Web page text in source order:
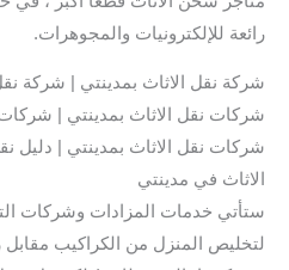
رائعة للإلكترونيات والمجوهرات.
شركة نقل الاثاث بمدينتي | شركة
شركات نقل الاثاث بمدينتي |
شركات نقل الاثاث بمدينتي | دليل
الاثاث في مدينتي
ستأتي خدمات المزادات وشركات
لتخليص المنزل من الكراكيب